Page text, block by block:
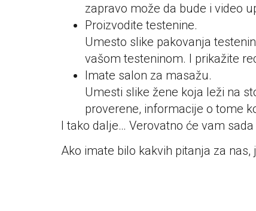
zapravo može da bude i video
Proizvodite testenine.
Umesto slike pakovanja
vašom testeninom. I prikažite
Imate salon za masažu.
Umesti slike žene koja leži na
proverene, informacije o tome
I tako dalje… Verovatno će vam
Ako imate bilo kakvih pitanja za